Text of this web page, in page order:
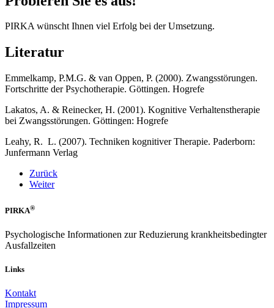
PIRKA wünscht Ihnen viel Erfolg bei der Umsetzung.
Literatur
Emmelkamp, P.M.G. & van Oppen, P. (2000). Zwangsstörungen.
Fortschritte der Psychotherapie. Göttingen. Hogrefe
Lakatos, A. & Reinecker, H. (2001). Kognitive Verhaltenstherapie
bei Zwangsstörungen. Göttingen: Hogrefe
Leahy, R. L. (2007). Techniken kognitiver Therapie. Paderborn:
Junfermann Verlag
Zurück
Weiter
PIRKA®
Psychologische Informationen zur Reduzierung krankheitsbedingter
Ausfallzeiten
Links
Kontakt
Impressum